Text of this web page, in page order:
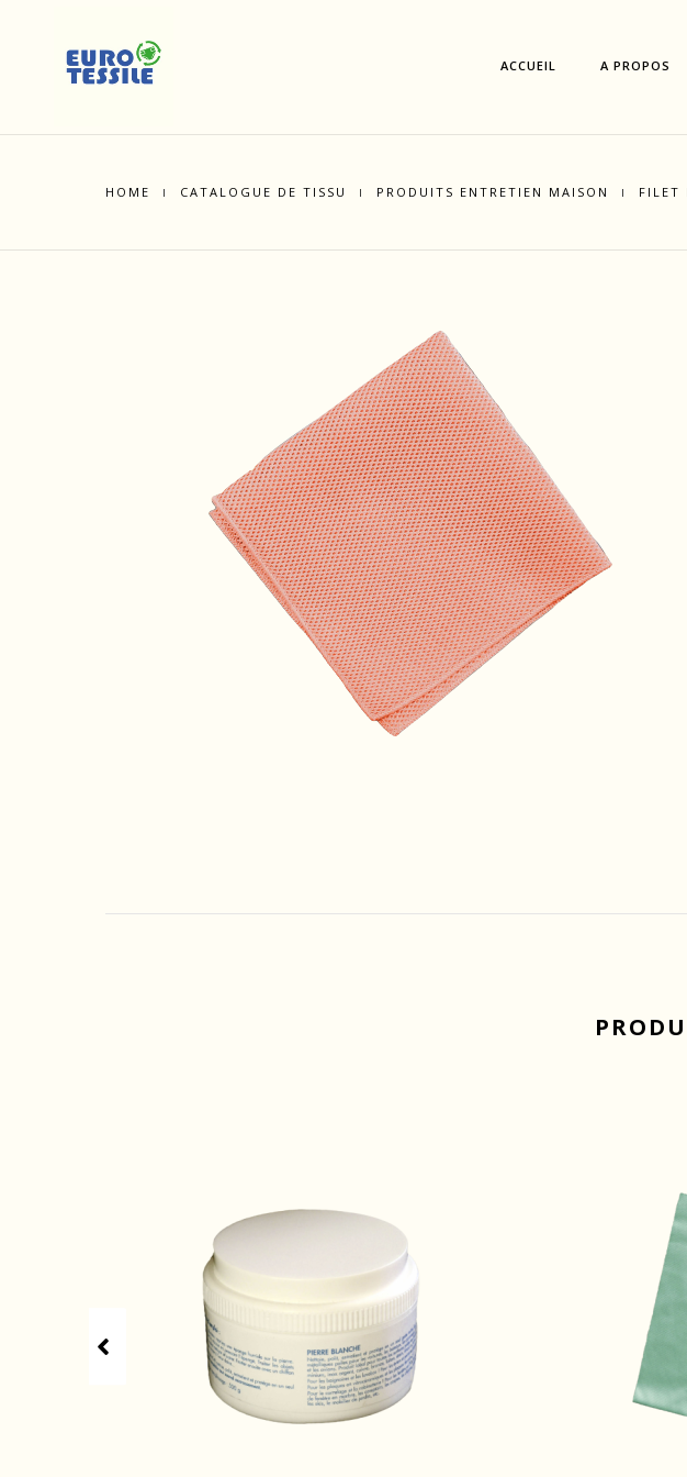
ACCUEIL A PROPOS
HOME CATALOGUE DE TISSU PRODUITS ENTRETIEN MAISON FILET